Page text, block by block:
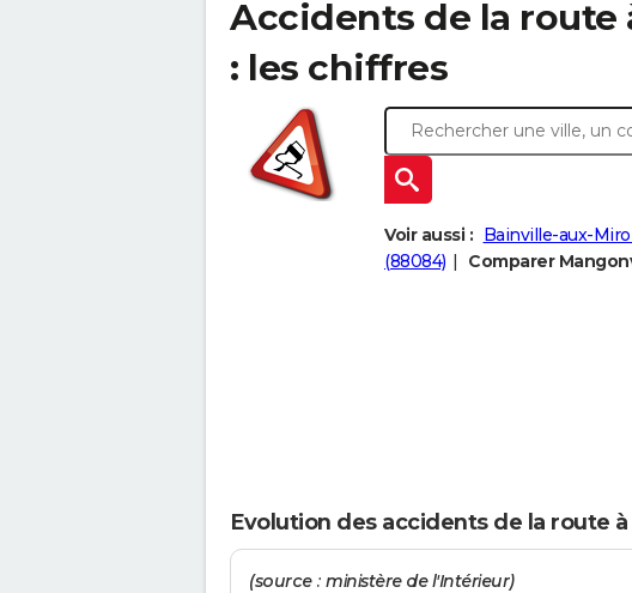
Accidents de la route
: les chiffres
Voir aussi : Bainville-aux-
(88084)
Comparer
Evolution des accidents de la route
(source : ministère de l'Intérieur)